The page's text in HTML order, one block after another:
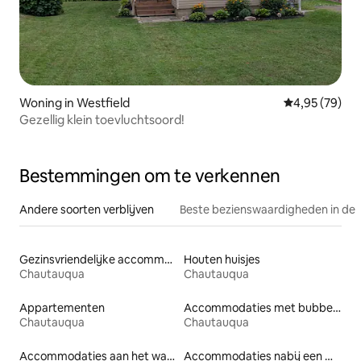
Woning in Westfield Gemiddelde
4,95 (79)
Gezellig klein toevluchtsoord!
Bestemmingen om te verkennen
Andere soorten verblijven Beste bezienswaardigheden in de
Gezinsvriendelijke accommodaties
Chautauqua
Houten huisjes
Chautauqua
Appartementen
Chautauqua
Accommodaties met bubbelbad
Chautauqua
Accommodaties aan het water Accommodaties nabij een meer